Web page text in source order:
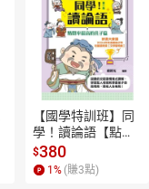
【國學特訓班】同
學！讀論語【點閱
率最高的孔子篇】
逗趣的文配圖情境
式講解，學習聖人
$380
1 % (賺3點)